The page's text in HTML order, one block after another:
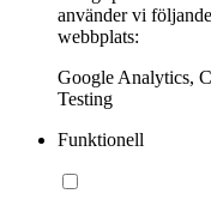
använder vi
webbplats:
Google Analytics,
Testing
Funktionell